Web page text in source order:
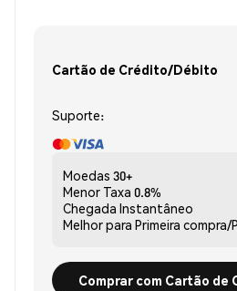
Cartão de Crédito/Débito
Suporte:
Moedas 30+
Menor Taxa 0.8%
Chegada Instantâneo
Melhor para Primeira
Comprar com Cartão